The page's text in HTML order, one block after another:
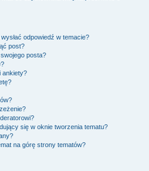
odpowiedź w temacie?
post?
posta?
ankiety?
się w oknie tworzenia tematu?
na górę strony tematów?